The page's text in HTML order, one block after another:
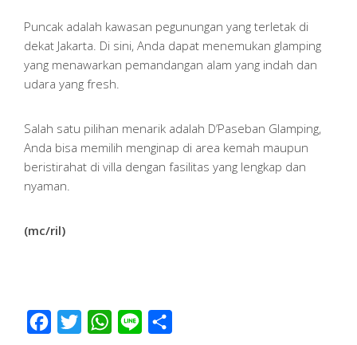
Puncak adalah kawasan pegunungan yang terletak di
dekat Jakarta. Di sini, Anda dapat menemukan glamping
yang menawarkan pemandangan alam yang indah dan
udara yang fresh.
Salah satu pilihan menarik adalah D’Paseban Glamping,
Anda bisa memilih menginap di area kemah maupun
beristirahat di villa dengan fasilitas yang lengkap dan
nyaman.
(mc/ril)
Facebook
Twitter WhatsApp
Line